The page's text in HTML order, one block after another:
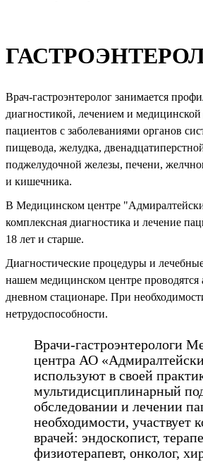
Врач-гастроэнтеролог занимается
диагностикой, лечением и медицинской
пациентов с заболеваниями органов
пищевода, желудка,
поджелудочной железы, печени,
и кишечника.
В Медицинском центре
комплексная диагностика и лечение
18 лет и старше.
Диагностические процедуры и
нашем медицинском центре проводятся
дневном стационаре. При
нетрудоспособности.
Врачи-гастроэнтерологи
центра АО
используют в своей
мультидисциплинарный
обследовании и лечении
необходимости, участвует
врачей: эндоскопист,
физиотерапевт, онколог,